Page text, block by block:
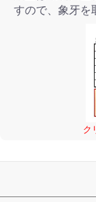
すので、象牙を
ク